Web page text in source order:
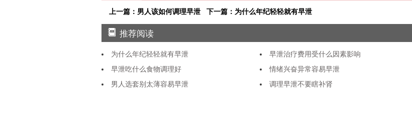
上一篇：男人该如何调理早泄 下一篇：为什么年纪轻轻就有早泄
推荐阅读
为什么年纪轻轻就有早泄
早泄治疗费用受什么因素影响
早泄吃什么食物调理好
情绪兴奋异常容易早泄
男人选套别太薄容易早泄
调理早泄不要瞎补肾